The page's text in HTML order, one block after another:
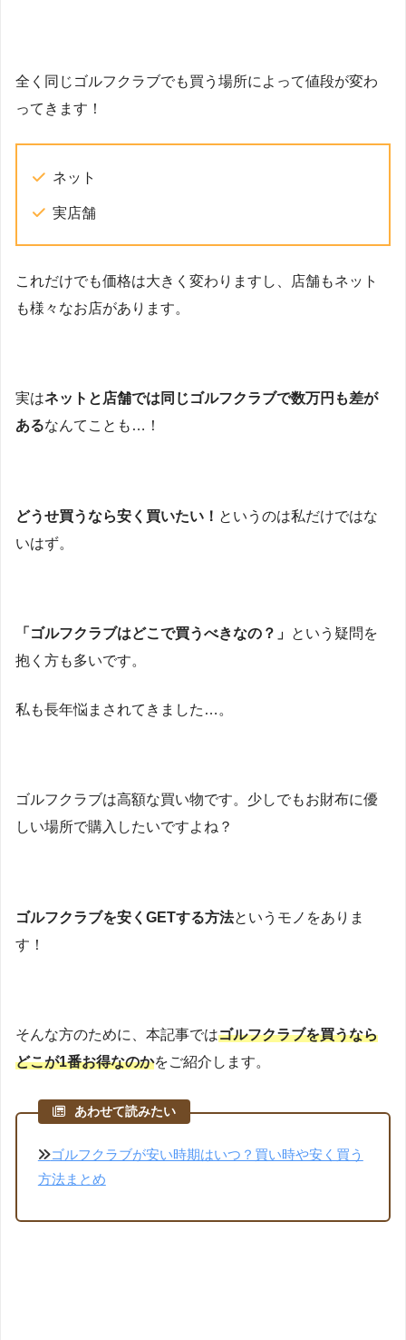
全く同じゴルフクラブでも買う場所によって値段が変わ
ってきます！
ネット
実店舗
これだけでも価格は大きく変わりますし、店舗もネット
も様々なお店があります。
実はネットと店舗では同じゴルフクラブで数万円も差が
あるなんてことも…！
どうせ買うなら安く買いたい！ というのは私だけではな
いはず。
「ゴルフクラブはどこで買うべきなの？」
という疑問を
抱く方も多いです。
私も長年悩まされてきました…。
ゴルフクラブは高額な買い物です。少しでもお財布に優
しい場所で購入したいですよね？
ゴルフクラブを安くGETする方法というモノをありま
す！
そんな方のために、本記事ではゴルフクラブを買うなら
どこが1番お得なのかをご紹介します。
あわせて読みたい
ゴルフクラブが安い時期はいつ？買い時や安く買う
方法まとめ